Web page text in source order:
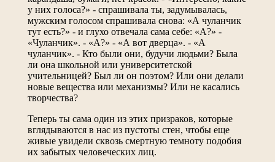
у них голоса?» - спрашивала ты, задумывалась,
мужским голосом спрашивала снова: «А чуланчик
тут есть?» - и глухо отвечала сама себе: «А?» -
«Чуланчик». - «А?» - «А вот дверца». - «А
чуланчик». - Кто были они, будучи людьми? Была
ли она школьной или университетской
учительницей? Был ли он поэтом? Или они делали
новые вещества или механизмы? Или не касались
творчества?
Теперь ты сама один из этих призраков, которые
вглядываются в нас из пустоты стен, чтобы еще
живые увидели сквозь смертную темноту подобия
их забытых человеческих лиц.